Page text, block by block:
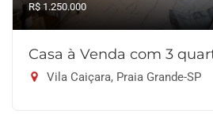
R$ 1.250.000
Casa à Venda com 3
Vila Caiçara, Praia Grande-SP